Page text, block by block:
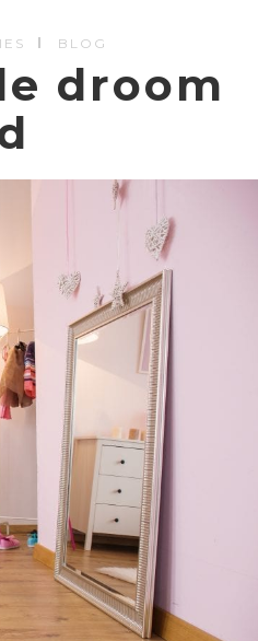
BLOG
droom